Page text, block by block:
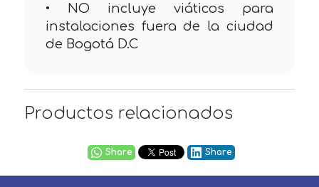
• NO incluye viáticos para
instalaciones fuera de la ciudad
de Bogotá D.C
Productos relacionados
Share Share